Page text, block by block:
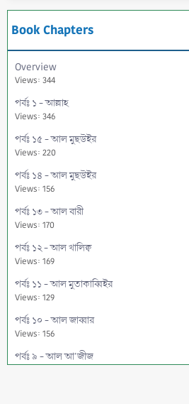
Book Chapters
Overview
Views: 344
পর্বঃ ১ - আল্লাহ
Views: 346
পর্বঃ ১৫ - আল মুছউইর
Views: 220
পর্বঃ ১৪ - আল মুছউইর
Views: 156
পর্বঃ ১৩ - আল বারী
Views: 170
পর্বঃ ১২ - আল খালিক্ব
Views: 169
পর্বঃ ১১ - আল মুতাকাব্বিইর
Views: 129
পর্বঃ ১০ - আল জাব্বার
Views: 156
পর্বঃ ৯ - আল আ'জীজ